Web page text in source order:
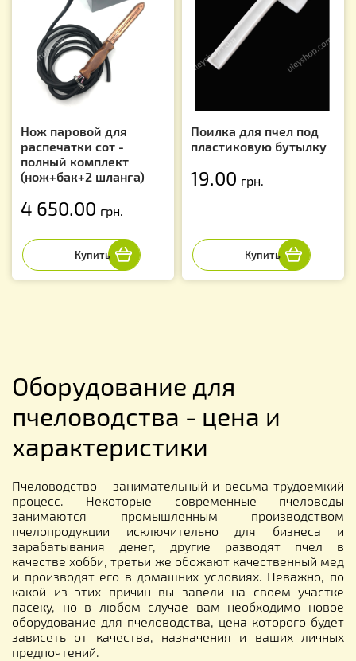
Нож паровой для
распечатки сот -
полный комплект
(нож+бак+2 шланга)
4 650.00 грн.
Поилка для пчел под
пластиковую бутылку
19.00 грн.
Оборудование для
пчеловодства - цена и
характеристики
Пчеловодство - занимательный и весьма трудоемкий
процесс. Некоторые современные пчеловоды
занимаются промышленным производством
пчелопродукции исключительно для бизнеса и
зарабатывания денег, другие разводят пчел в
качестве хобби, третьи же обожают качественный мед
и производят его в домашних условиях. Неважно, по
какой из этих причин вы завели на своем участке
пасеку, но в любом случае вам необходимо новое
оборудование для пчеловодства, цена которого будет
зависеть от качества, назначения и ваших личных
предпочтений.